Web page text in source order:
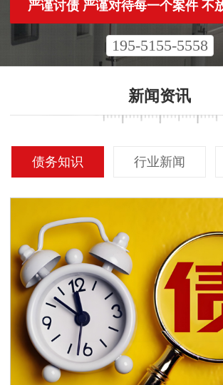
严谨讨债 严谨对待每一个案件 不
195-5155-5558
新闻资讯
债务知识 行业新闻